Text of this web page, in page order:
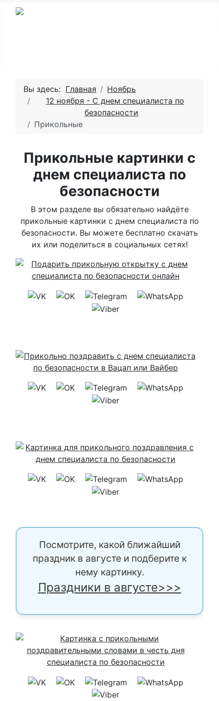
Вы здесь: Главная
Ноябрь
12 ноября - С днем специалиста по
безопасности
Прикольные
Прикольные картинки с
днем специалиста по
безопасности
В этом разделе вы обязательно найдёте
прикольные картинки с днем специалиста по
безопасности. Вы можете бесплатно скачать
их или поделиться в социальных сетях!
Посмотрите, какой ближайший
праздник в августе и подберите к
нему картинку.
Праздники в августе>>>